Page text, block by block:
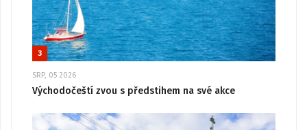
3
SRP, 05 2026
Východočeští zvou s předstihem na své akce